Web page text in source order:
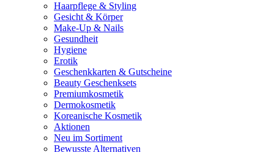
Haarpflege & Styling
Gesicht & Körper
Make-Up & Nails
Gesundheit
Hygiene
Erotik
Geschenkkarten & Gutscheine
Beauty Geschenksets
Premiumkosmetik
Dermokosmetik
Koreanische Kosmetik
Aktionen
Neu im Sortiment
Bewusste Alternativen